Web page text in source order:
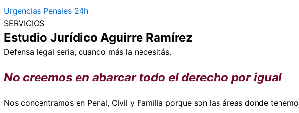
Urgencias Penales 24h
SERVICIOS
Estudio Jurídico Aguirre Ramírez
Defensa legal seria, cuando más la necesitás.
No creemos en abarcar todo el derecho por igual
Nos concentramos en Penal, Civil y Familia porque son las áreas donde